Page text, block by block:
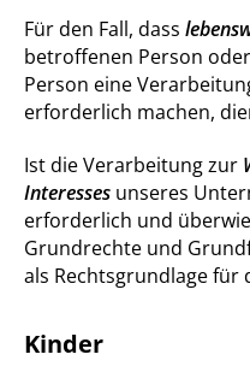
Für den Fall, dass
betroffenen Person
Person eine
erforderlich machen,
Ist die Verarbeitung zur
Interesses unseres
erforderlich und
Grundrechte und
als Rechtsgrundlage für
Kinder